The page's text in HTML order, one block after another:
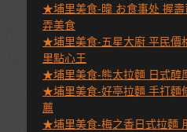
★埔里美食-暐 お食事处 握
弄美食
★埔里美食-五星大廚 平民價
里點心王
★埔里美食-熊太拉麵 日式醇
★埔里美食-好亭拉麵 手打麵
薦
★埔里美食-梅之香日式拉麵